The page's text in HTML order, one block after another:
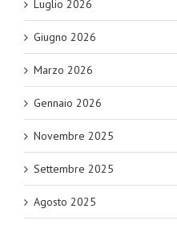
Luglio 2026
Giugno 2026
Marzo 2026
Gennaio 2026
Novembre 2025
Settembre 2025
Agosto 2025